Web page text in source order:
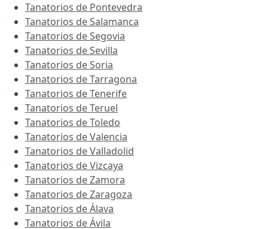
Tanatorios de Pontevedra
Tanatorios de Salamanca
Tanatorios de Segovia
Tanatorios de Sevilla
Tanatorios de Soria
Tanatorios de Tarragona
Tanatorios de Tenerife
Tanatorios de Teruel
Tanatorios de Toledo
Tanatorios de Valencia
Tanatorios de Valladolid
Tanatorios de Vizcaya
Tanatorios de Zamora
Tanatorios de Zaragoza
Tanatorios de Álava
Tanatorios de Ávila